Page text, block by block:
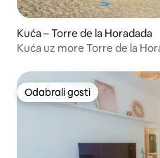
Kuća – Torre de la Horadada
Kuća uz more Torre de la
Odabrali gosti
Odabrali gosti